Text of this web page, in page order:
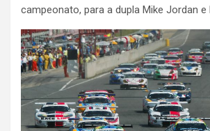
campeonato, para a dupla Mike Jordan e